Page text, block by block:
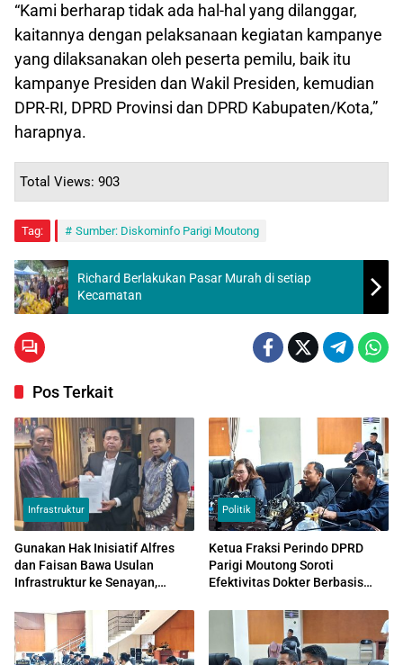
“Kami berharap tidak ada hal-hal yang dilanggar,
kaitannya dengan pelaksanaan kegiatan kampanye
yang dilaksanakan oleh peserta pemilu, baik itu
kampanye Presiden dan Wakil Presiden, kemudian
DPR-RI, DPRD Provinsi dan DPRD Kabupaten/Kota,”
harapnya.
Total Views: 903
Tag: Sumber: Diskominfo Parigi Moutong
Richard Berlakukan Pasar Murah di setiap
Kecamatan
Pos Terkait
Infrastruktur
Gunakan Hak Inisiatif Alfres
dan Faisan Bawa Usulan
Infrastruktur ke Senayan,
Politik
Ketua Fraksi Perindo DPRD
Parigi Moutong Soroti
Efektivitas Dokter Berbasis